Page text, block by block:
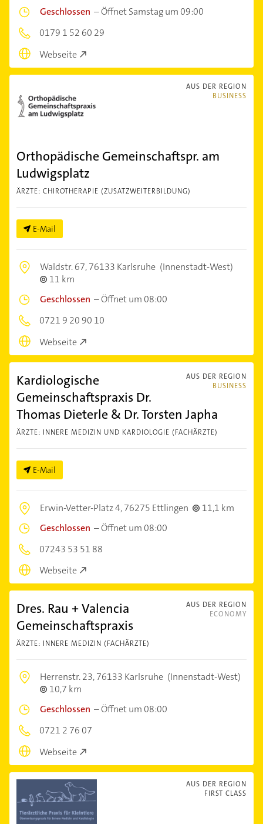
Geschlossen –Öffnet Samstag um 09:00
0179 1 52 60 29
Webseite
AUS DER REGION
BUSINESS
Orthopädische Gemeinschaftspr. am
Ludwigsplatz
ÄRZTE: CHIROTHERAPIE (ZUSATZWEITERBILDUNG)
E-Mail
Waldstr. 67,76133 Karlsruhe (Innenstadt-West)
11 km
Geschlossen –Öffnet um 08:00
0721 9 20 90 10
Webseite
AUS DER REGION
BUSINESS
Kardiologische
Gemeinschaftspraxis Dr.
Thomas Dieterle & Dr. Torsten Japha
ÄRZTE: INNERE MEDIZIN UND KARDIOLOGIE (FACHÄRZTE)
E-Mail
Erwin-Vetter-Platz 4,76275 Ettlingen
11,1 km
Geschlossen –Öffnet um 08:00
07243 53 51 88
Webseite
AUS DER REGION
ECONOMY
Dres. Rau + Valencia
Gemeinschaftspraxis
ÄRZTE: INNERE MEDIZIN (FACHÄRZTE)
Herrenstr. 23,76133 Karlsruhe (Innenstadt-West)
10,7 km
Geschlossen –Öffnet um 08:00
0721 2 76 07
Webseite
AUS DER REGION
FIRST CLASS